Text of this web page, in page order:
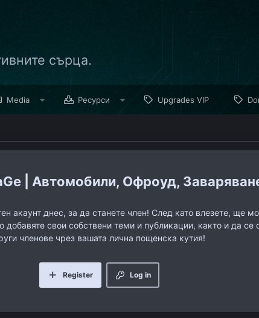
сърца.
Media Ресурси Upgrades VIP
| Автомобили, Офроуд,
акаунт днес, за да станете член! След като влезете, ще
добавяте свои собствени теми и публикации, както и да се
членове чрез вашата лична пощенска кутия!
Log in
Register